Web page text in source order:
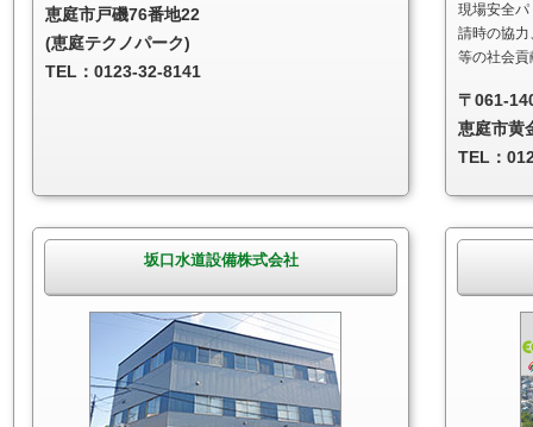
恵庭市戸磯76番地22
(恵庭テクノパーク)
TEL：0123-32-8141
現場安全
請時の協
等の社会
〒061-
恵庭市黄
TEL：
坂口水道設備株式会社